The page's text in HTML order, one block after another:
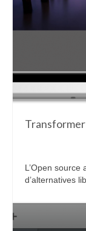
L’Open source
d’alternatives